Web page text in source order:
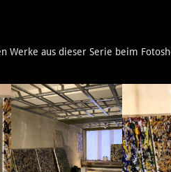
Wer­ke aus die­ser Serie beim